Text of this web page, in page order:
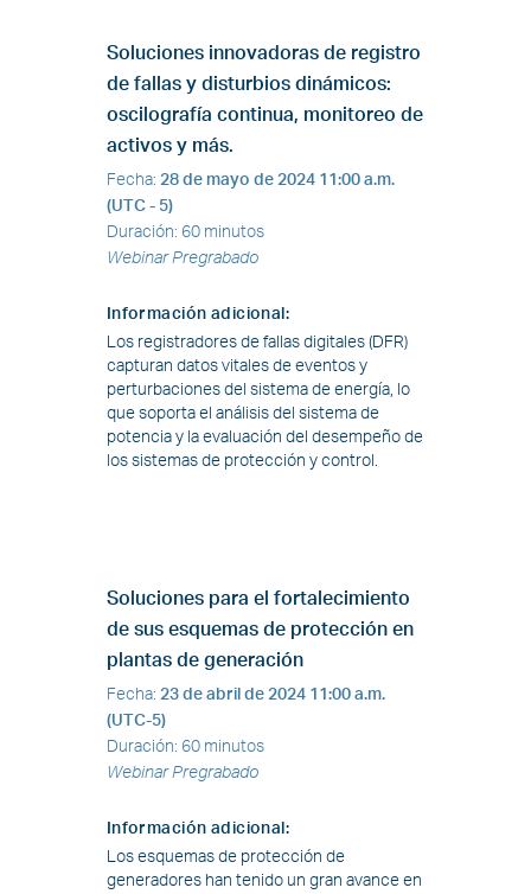
Soluciones innovadoras de registro
de fallas y disturbios dinámicos:
oscilografía continua, monitoreo de
activos y más.
Fecha: 28 de mayo de 2024 11:00 a.m.
(UTC - 5)
Duración: 60 minutos
Webinar Pregrabado
Información adicional :
Los registradores de fallas digitales (DFR)
capturan datos vitales de eventos y
perturbaciones del sistema de energía, lo
que soporta el análisis del sistema de
potencia y la evaluación del desempeño de
los sistemas de protección y control.
Soluciones para el fortalecimiento
de sus esquemas de protección en
plantas de generación
Fecha: 23 de abril de 2024 11:00 a.m.
(UTC-5)
Duración: 60 minutos
Webinar Pregrabado
Información adicional :
Los esquemas de protección de
generadores han tenido un gran avance en